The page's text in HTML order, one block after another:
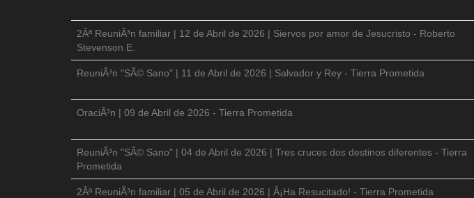
2Âª ReuniÃ³n familiar | 12 de Abril de 2026 | Siervos por amor de Jesucristo - Roberto
Stevenson E.
ReuniÃ³n "SÃ© Sano" | 11 de Abril de 2026 | Salvador y Rey - Tierra Prometida
OraciÃ³n | 09 de Abril de 2026 - Tierra Prometida
ReuniÃ³n "SÃ© Sano" | 04 de Abril de 2026 | Tres cruces dos destinos diferentes - Tierra
Prometida
2Âª ReuniÃ³n familiar | 05 de Abril de 2026 | Â¡Ha Resucitado! - Tierra Prometida